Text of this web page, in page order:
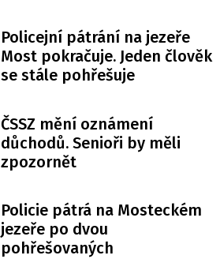
Policejní pátrání na jezeře
Most pokračuje. Jeden člověk
se stále pohřešuje
ČSSZ mění oznámení
důchodů. Senioři by měli
zpozornět
Policie pátrá na Mosteckém
jezeře po dvou
pohřešovaných